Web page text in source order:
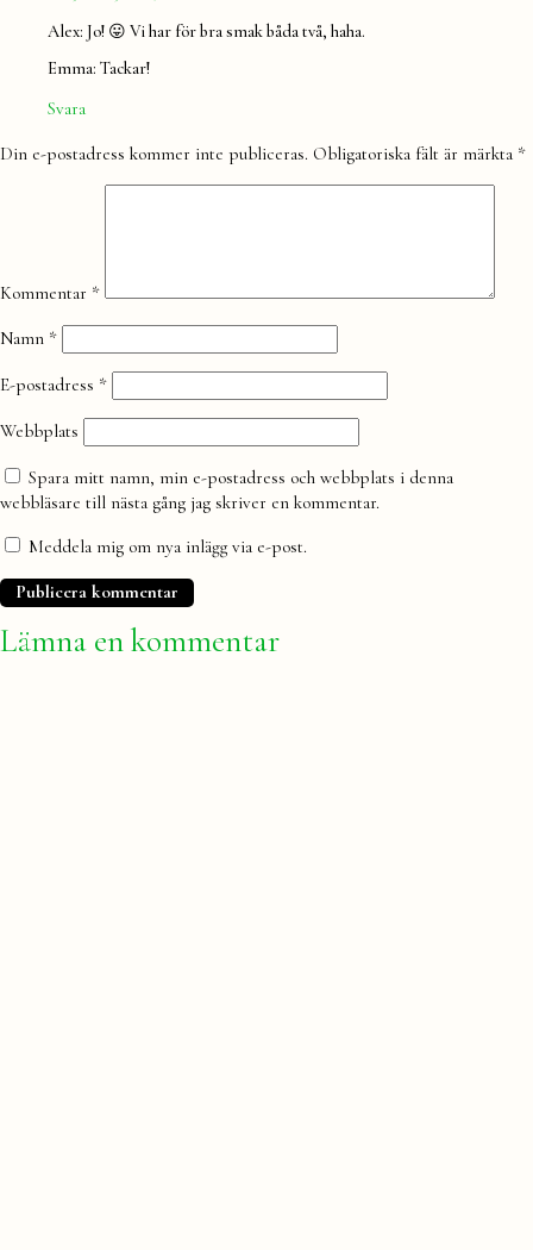
Alex: Jo! 😛 Vi har för bra smak båda två, haha.
Emma: Tackar!
Svara
Lämna
Din e-postadress kommer inte publiceras. Obligatoriska fält är märkta *
Kommentar *
Namn *
E-postadress *
Webbplats
Spara mitt namn, min e-postadress och webbplats i denna
webbläsare till nästa gång jag skriver en kommentar.
Meddela mig om nya inlägg via e-post.
Lämna en kommentar